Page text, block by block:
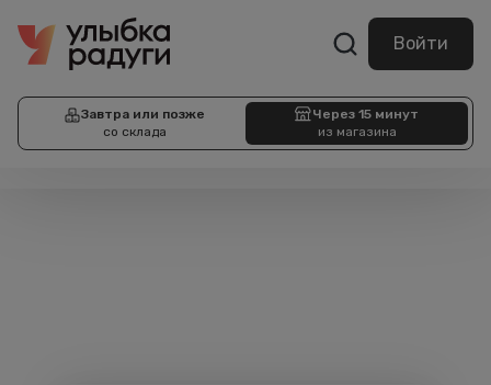
Войти
Завтра или позже
со склада
Через 15 минут
из магазина